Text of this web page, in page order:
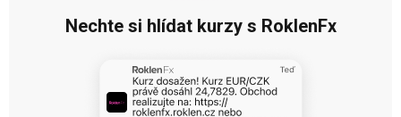
Nechte si hlídat kurzy s RoklenFx